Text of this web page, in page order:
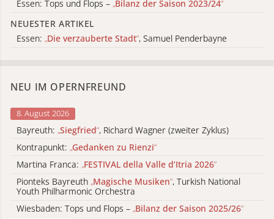
Essen: Tops und Flops – „Bilanz der Saison 2023/24“
NEUESTER ARTIKEL
Essen: „Die verzauberte Stadt“, Samuel Penderbayne
NEU IM OPERNFREUND
8. August 2026
Bayreuth: „Siegfried“, Richard Wagner (zweiter Zyklus)
Kontrapunkt: „Gedanken zu Rienzi“
Martina Franca: „FESTIVAL della Valle d’Itria 2026“
Pionteks Bayreuth „Magische Musiken“, Turkish National
Youth Philharmonic Orchestra
Wiesbaden: Tops und Flops – „Bilanz der Saison 2025/26“